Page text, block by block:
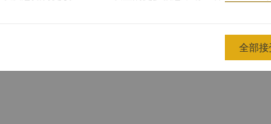
“欧洲十五大最佳城市酒店”
酒店”与“欧洲十五大最佳城市酒店”
全部接